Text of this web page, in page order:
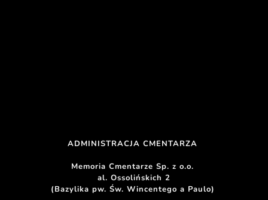
ADMINISTRACJA CMENTARZA
Memoria Cmentarze Sp. z o.o.
al. Ossolińskich 2
(Bazylika pw. Św. Wincentego a Paulo)